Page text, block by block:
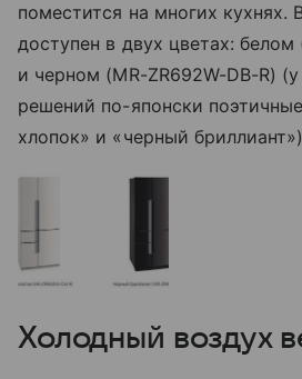
поместится на многих кухнях.
доступен в двух цветах: белом
и черном (MR-ZR692W-DB-R)
решений по-японски
хлопок» и «черный
Холодный воздух